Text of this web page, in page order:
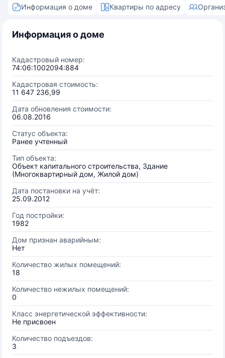
Информация о доме Квартиры по адресу
Информация о доме
Кадастровый номер:
74:06:1002094:884
Кадастровая стоимость:
11 647 236,99
Дата обновления стоимости:
06.08.2016
Статус объекта:
Ранее учтенный
Тип объекта:
Объект капитального строительства, Здание
(Многоквартирный дом, Жилой дом)
Дата постановки на учёт:
25.09.2012
Год постройки:
1982
Дом признан аварийным:
Нет
Количество жилых помещений:
18
Количество нежилых помещений:
0
Класс энергетической эффективности:
Не присвоен
Количество подъездов:
3